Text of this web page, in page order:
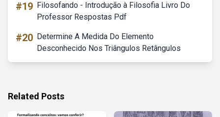
#19 Filosofando - Introdução à Filosofia Livro Do
Professor Respostas Pdf
#20 Determine A Medida Do Elemento
Desconhecido Nos Triângulos Retângulos
Related Posts